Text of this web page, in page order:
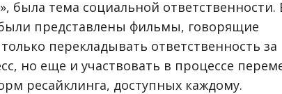
тема социальной ответственности.
представлены фильмы, говорящие
перекладывать ответственность за
но еще и участвовать в процессе
ресайклинга, доступных каждому.